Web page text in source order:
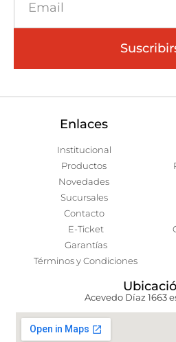
Enlaces
Institucional
Productos
Novedades
Sucursales
Contacto
E-Ticket
Garantías
Términos y Condiciones
Acevedo Díaz 1663